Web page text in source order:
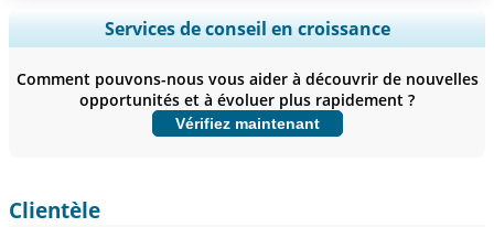
Ampliar a cobertura regional e por país, Análise de segmentos,
Perfis de empresas, Benchmarking competitivo, e insights sobre o
Personnaliser maintenant
Services de conseil en croissance
Comment pouvons-nous vous aider à découvrir de nouvelles
opportunités et à évoluer plus rapidement ?
Vérifiez maintenant
Clientèle